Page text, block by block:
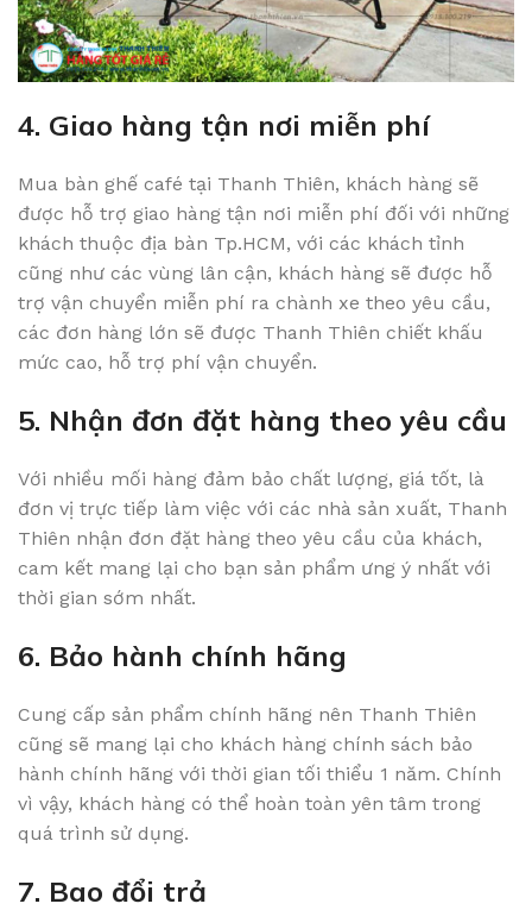
4. Giao hàng tận nơi miễn phí
Mua bàn ghế café tại Thanh Thiên, khách hàng sẽ
được hỗ trợ giao hàng tận nơi miễn phí đối với những
khách thuộc địa bàn Tp.HCM, với các khách tỉnh
cũng như các vùng lân cận, khách hàng sẽ được hỗ
trợ vận chuyển miễn phí ra chành xe theo yêu cầu,
các đơn hàng lớn sẽ được Thanh Thiên chiết khấu
mức cao, hỗ trợ phí vận chuyển.
5. Nhận đơn đặt hàng theo yêu cầu
Với nhiều mối hàng đảm bảo chất lượng, giá tốt, là
đơn vị trực tiếp làm việc với các nhà sản xuất, Thanh
Thiên nhận đơn đặt hàng theo yêu cầu của khách,
cam kết mang lại cho bạn sản phẩm ưng ý nhất với
thời gian sớm nhất.
6. Bảo hành chính hãng
Cung cấp sản phẩm chính hãng nên Thanh Thiên
cũng sẽ mang lại cho khách hàng chính sách bảo
hành chính hãng với thời gian tối thiểu 1 năm. Chính
vì vậy, khách hàng có thể hoàn toàn yên tâm trong
quá trình sử dụng.
7. Bao đổi trả